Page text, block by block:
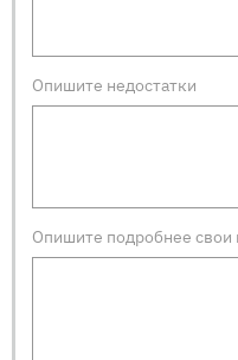
Опишите недостатки
Опишите подробнее свои